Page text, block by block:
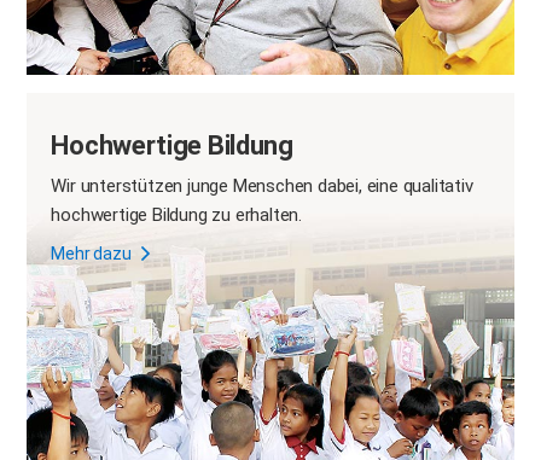
Hochwertige Bildung
Wir unterstützen junge Menschen dabei, eine qualitativ
hochwertige Bildung zu erhalten.
Mehr dazu